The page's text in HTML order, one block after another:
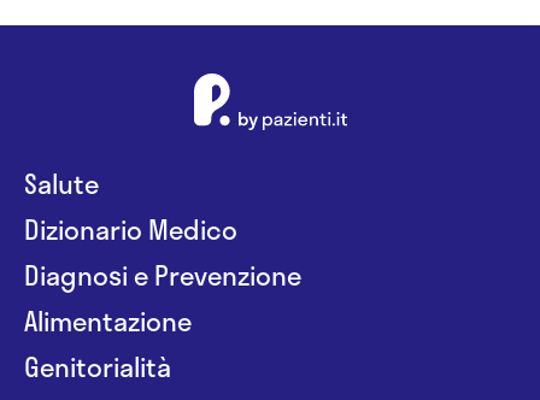
Salute
Dizionario Medico
Diagnosi e Prevenzione
Alimentazione
Genitorialità